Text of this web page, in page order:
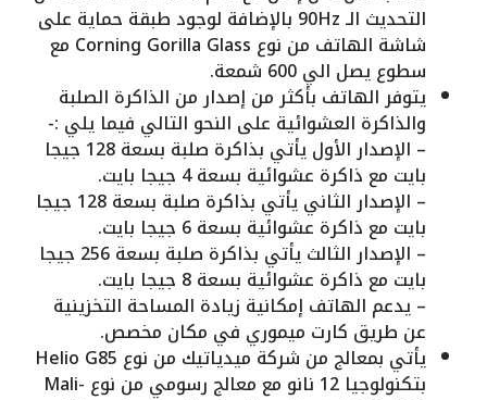
التحديث الـ 90Hz بالإضافة لوجود طبقة حماية على
شاشة الهاتف من نوع Corning Gorilla Glass مع
سطوع يصل الي 600 شمعة.
يتوفر الهاتف بأكثر من إصدار من الذاكرة الصلبة
والذاكرة العشوائية على النحو التالي فيما يلي :-
– الإصدار الأول يأتي بذاكرة صلبة بسعة 128 جيجا
بايت مع ذاكرة عشوائية بسعة 4 جيجا بايت.
– الإصدار الثاني يأتي بذاكرة صلبة بسعة 128 جيجا
بايت مع ذاكرة عشوائية بسعة 6 جيجا بايت.
– الإصدار الثالث يأتي بذاكرة صلبة بسعة 256 جيجا
بايت مع ذاكرة عشوائية بسعة 8 جيجا بايت.
– يدعم الهاتف إمكانية زيادة المساحة التخزينية
عن طريق كارت ميموري في مكان مخصص.
يأتي بمعالج من شركة ميدياتيك من نوع Helio G85
بتكنولوجيا 12 نانو مع معالج رسومي من نوع Mali-